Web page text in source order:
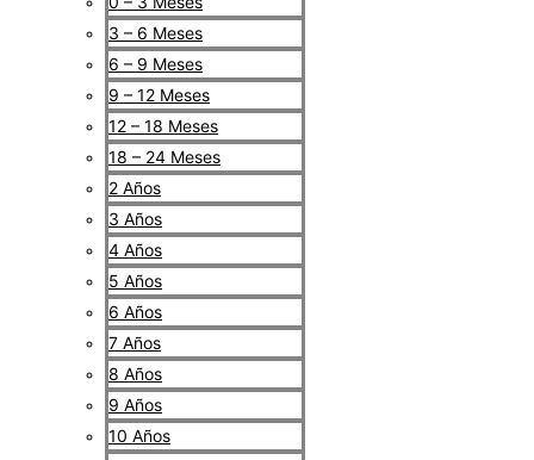
3 – 6 Meses
6 – 9 Meses
9 – 12 Meses
12 – 18 Meses
18 – 24 Meses
2 Años
3 Años
4 Años
5 Años
6 Años
7 Años
8 Años
9 Años
10 Años